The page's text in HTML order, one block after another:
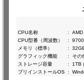
CPU名称
:
CPU型番（周波数）
:
メモリ（標準）
:
グラフィック機能
:
その
ストレージ容量
:
1TB
プリインストールOS :